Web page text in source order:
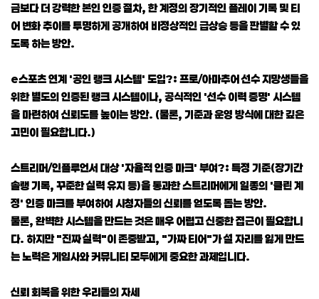
금보다 더 강력한 본인 인증 절차, 한 계정의 장기적인 플레이 기록 및 티
어 변화 추이를 투명하게 공개하여 비정상적인 급상승 등을 판별할 수 있
도록 하는 방안.
e스포츠 연계 '공인 랭크 시스템' 도입?: 프로/아마추어 선수 지망생들을
위한 별도의 인증된 랭크 시스템이나, 공식적인 '선수 이력 증명' 시스템
을 마련하여 신뢰도를 높이는 방안. (물론, 기준과 운영 방식에 대한 깊은
고민이 필요합니다.)
스트리머/인플루언서 대상 '자율적 인증 마크' 부여?: 특정 기준(장기간
솔랭 기록, 꾸준한 실력 유지 등)을 통과한 스트리머에게 일종의 '클린 계
정' 인증 마크를 부여하여 시청자들의 신뢰를 얻도록 돕는 방안.
물론, 완벽한 시스템을 만드는 것은 매우 어렵고 신중한 접근이 필요합니
다. 하지만 "진짜 실력"이 존중받고, "가짜 티어"가 설 자리를 잃게 만드
는 노력은 게임사와 커뮤니티 모두에게 중요한 과제입니다.
신뢰 회복을 위한 우리들의 자세